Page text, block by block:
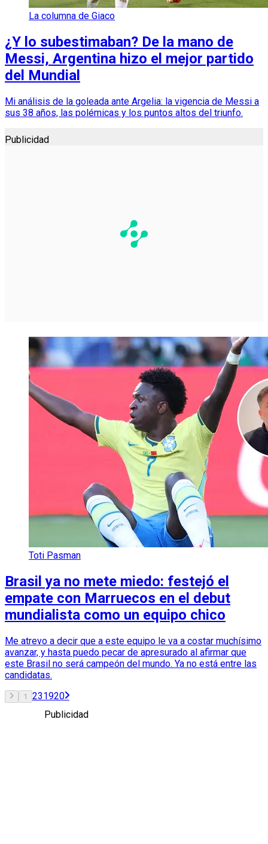
La columna de Giaco
¿Y lo subestimaban? De la mano de
Messi, Argentina hizo el mejor partido
del Mundial
Mi análisis de la goleada ante Argelia: la vigencia de Messi a
sus 38 años, las polémicas y los puntos altos del triunfo.
Publicidad
Toti Pasman
Brasil ya no mete miedo: festejó el
empate con Marruecos en el debut
mundialista como un equipo chico
Me atrevo a decir que a este equipo le va a costar muchísimo
avanzar, y hasta puedo pecar de apresurado al afirmar que
este Brasil no será campeón del mundo. Ya no está entre las
candidatas.
1 231920
Publicidad